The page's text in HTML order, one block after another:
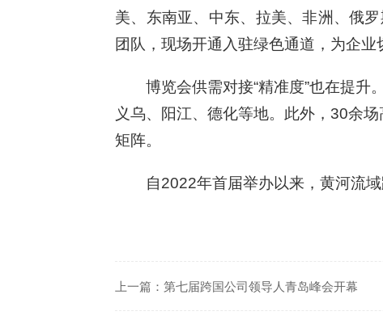
美、东南亚、中东、拉美、非洲、俄
团队，现场开通入驻绿色通道，为企业
博览会供需对接“精准度”也在提升
义乌、阳江、德化等地。此外，30余
矩阵。
自2022年首届举办以来，黄河流
上一篇： 第七届跨国公司领导人青岛峰会开幕